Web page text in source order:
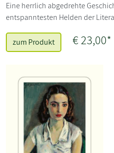
Eine herrlich abgedrehte
entspanntesten Helden der
zum Produkt € 23,00*